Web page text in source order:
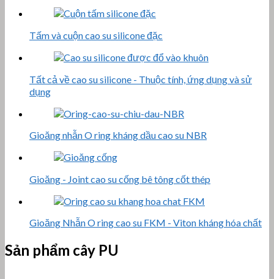
Tấm và cuộn cao su silicone đặc
Tất cả về cao su silicone - Thuộc tính, ứng dụng và sử
dụng
Gioăng nhẫn O ring kháng dầu cao su NBR
Gioăng - Joint cao su cống bê tông cốt thép
Gioăng Nhẫn O ring cao su FKM - Viton kháng hóa chất
Sản phẩm cây PU